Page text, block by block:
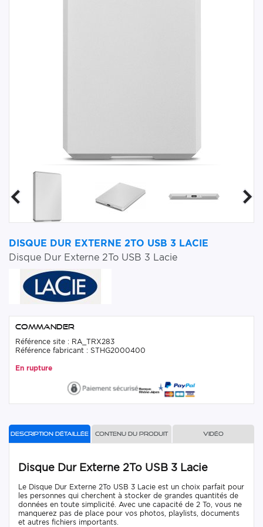
DISQUE DUR EXTERNE 2TO USB 3 LACIE
Disque Dur Externe 2To USB 3 Lacie
Commander
Référence site : RA_TRX283
Référence fabricant : STHG2000400
En rupture
Description détaillée Contenu du produit Vidéo
Disque Dur Externe 2To USB 3 Lacie
Le Disque Dur Externe 2To USB 3 Lacie est un choix parfait pour
les personnes qui cherchent à stocker de grandes quantités de
données en toute simplicité. Avec une capacité de 2 To, vous ne
manquerez pas de place pour vos photos, playlists, documents
et autres fichiers importants.